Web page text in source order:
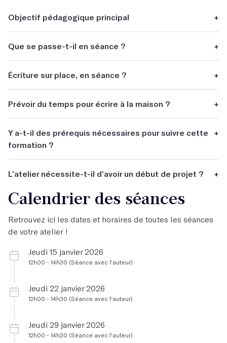
Objectif pédagogique principal +
scénario, théâtre, podcast…
Que se passe-t-il en séance ? +
(une idée d'histoire, quelques pages d'un manuscrit, un
début de texte, ...) et on travaille ensemble à partir de là.
Écriture sur place, en séance ? +
Prévoir du temps pour écrire à la maison ?
+
Y a-t-il des prérequis nécessaires pour suivre cette
formation ?
+
des recherches. Mais l'atelier est ouvert à tous, que vous
vous débutiez.
L’atelier nécessite-t-il d’avoir un début de projet ? +
Oui.
Calendrier des séances
Retrouvez ici les dates et horaires de toutes les séances
de votre atelier !
Jeudi 15 janvier 2026
12h00 - 14h30 (Séance avec l'auteur)
Jeudi 22 janvier 2026
12h00 - 14h30 (Séance avec l'auteur)
Jeudi 29 janvier 2026
12h00 - 14h30 (Séance avec l'auteur)